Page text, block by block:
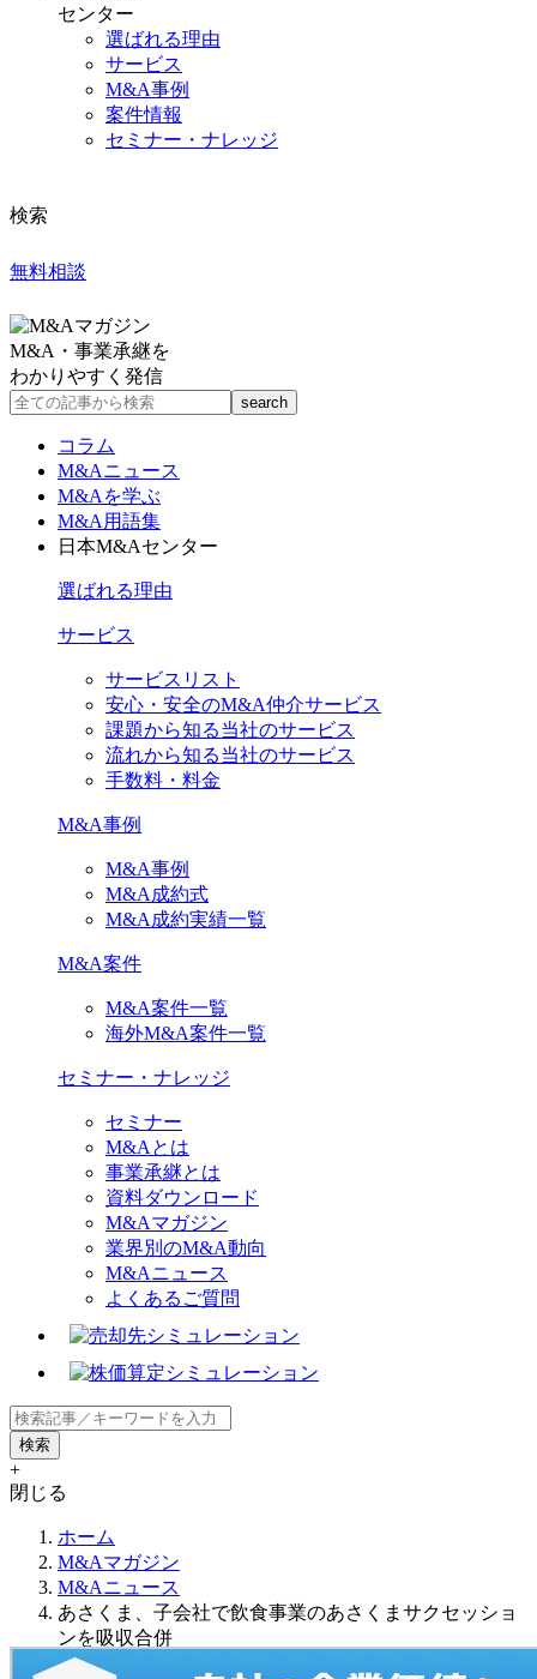
センター
選ばれる理由
サービス
M&A事例
案件情報
セミナー・ナレッジ
検索
無料相談
M&A・事業承継を
わかりやすく発信
コラム
M&Aニュース
M&Aを学ぶ
M&A用語集
日本M&Aセンター
選ばれる理由
サービス
サービスリスト
安心・安全のM&A仲介サービス
課題から知る当社のサービス
流れから知る当社のサービス
手数料・料金
M&A事例
M&A事例
M&A成約式
M&A成約実績一覧
M&A案件
M&A案件一覧
海外M&A案件一覧
セミナー・ナレッジ
セミナー
M&Aとは
事業承継とは
資料ダウンロード
M&Aマガジン
業界別のM&A動向
M&Aニュース
よくあるご質問
+
閉じる
ホーム
M&Aマガジン
M&Aニュース
あさくま、子会社で飲食事業のあさくまサクセッショ
ンを吸収合併